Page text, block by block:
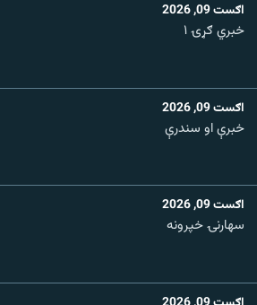
اګست 09, 2026
خبري ګړۍ ۱
اګست 09, 2026
خبرې او سندرې
اګست 09, 2026
سهارنۍ خپرونه